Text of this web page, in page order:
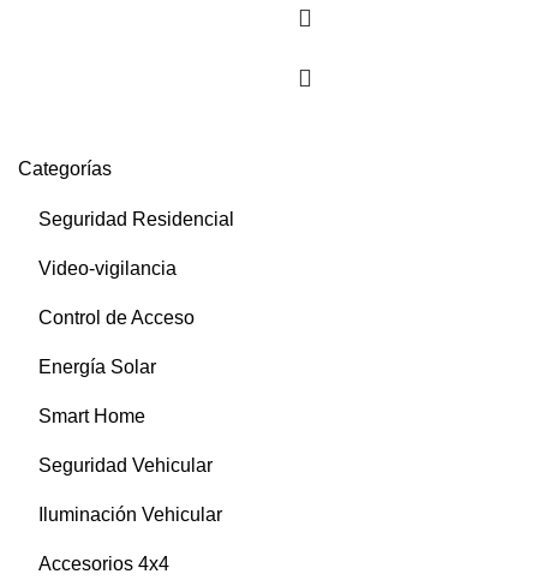
Categorías
Seguridad Residencial
Video-vigilancia
Control de Acceso
Energía Solar
Smart Home
Seguridad Vehicular
Iluminación Vehicular
Accesorios 4x4